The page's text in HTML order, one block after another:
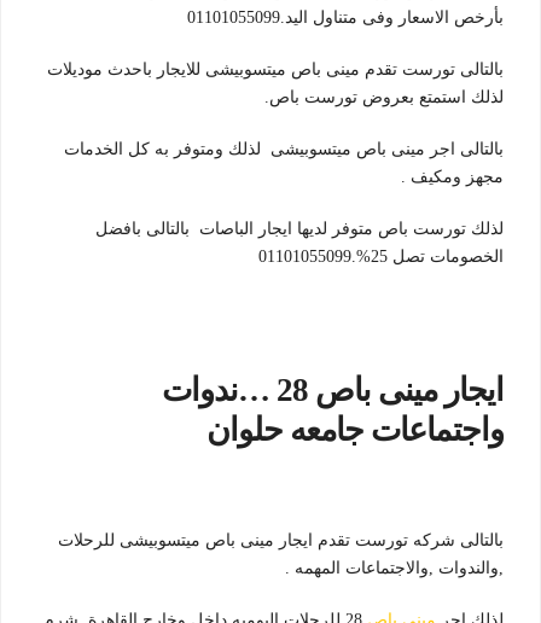
بأرخص الاسعار وفى متناول اليد.01101055099
بالتالى تورست تقدم مينى باص ميتسوبيشى للايجار باحدث موديلات
لذلك استمتع بعروض تورست باص.
بالتالى اجر مينى باص ميتسوبيشى لذلك ومتوفر به كل الخدمات
مجهز ومكيف .
لذلك تورست باص متوفر لديها ايجار الباصات بالتالى بافضل
الخصومات تصل 25%.01101055099
ايجار مينى باص 28 …ندوات
واجتماعات جامعه حلوان
بالتالى شركه تورست تقدم ايجار مينى باص ميتسوبيشى للرحلات
,والندوات ,والاجتماعات المهمه .